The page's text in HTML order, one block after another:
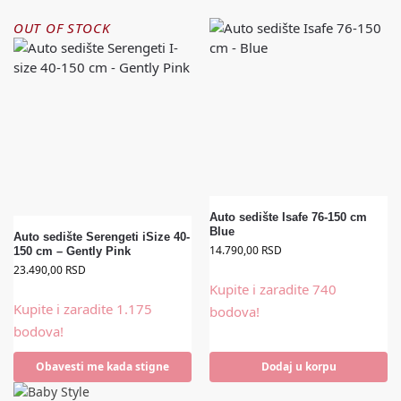
OUT OF STOCK
Auto sedište Serengeti iSize 40-
150 cm – Gently Pink
23.490,00 RSD
Kupite i zaradite 1.175
bodova!
Obavesti me kada stigne
Auto sedište Isafe 76-150 cm
Blue
14.790,00 RSD
Kupite i zaradite 740
bodova!
Dodaj u korpu